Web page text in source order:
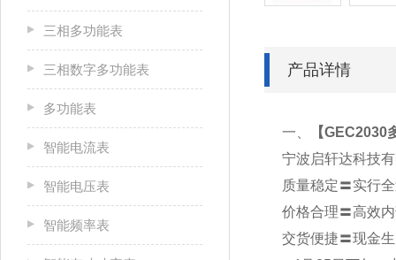
三相多功能表
三相数字多功能表
多功能表
智能电流表
智能电压表
智能频率表
产品详情
一、 【GEC2030
宁波启轩达科技
质量稳定〓实行
价格合理〓高效
交货便捷〓现金